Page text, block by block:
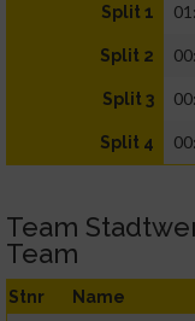
Split 1
Split 2
Split 3
Split 4
Team
Team
Stnr Name